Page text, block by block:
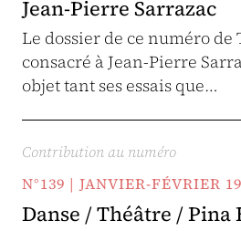
Jean-Pierre Sarrazac
Le dossier de ce numéro
consacré à Jean-Pierre
objet tant ses essais que…
Contribution au numéro
N°139 | JANVIER-FÉVRIER
Danse / Théâtre / Pina